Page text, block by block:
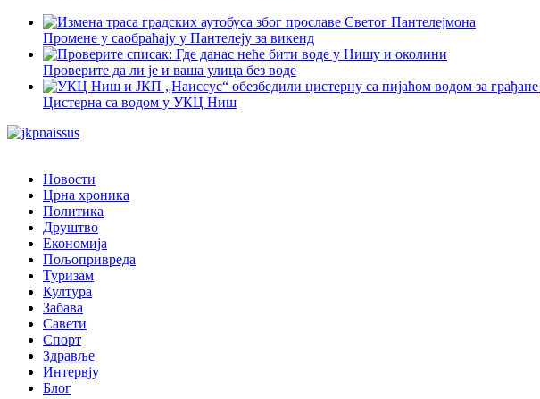
Промене у саобраћају у Пантелеју за викенд
Проверите да ли је и ваша улица без воде
Цистерна са водом у УКЦ Ниш
Новости
Црна хроника
Политика
Друштво
Економија
Пољопривреда
Туризам
Култура
Забава
Савети
Спорт
Здравље
Интервју
Блог